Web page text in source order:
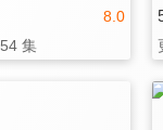
8.0
集